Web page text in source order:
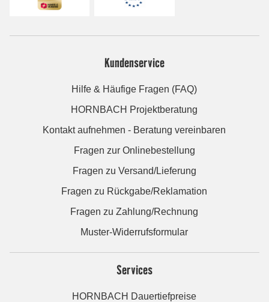
Kundenservice
Hilfe & Häufige Fragen (FAQ)
HORNBACH Projektberatung
Kontakt aufnehmen - Beratung vereinbaren
Fragen zur Onlinebestellung
Fragen zu Versand/Lieferung
Fragen zu Rückgabe/Reklamation
Fragen zu Zahlung/Rechnung
Muster-Widerrufsformular
Services
HORNBACH Dauertiefpreise